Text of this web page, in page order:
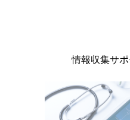
情報収集サ